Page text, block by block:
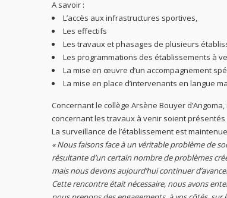
A savoir :
L’accès aux infrastructures sportives,
Les effectifs
Les travaux et phasages de plusieurs
Les programmations des établissements à
La mise en œuvre d’un accompagnement
La mise en place d’intervenants en langue
Concernant le collège Arsène Bouyer
concernant les travaux à venir soient
La surveillance de l’établissement est
« Nous faisons face à un véritable problème de
résultante d’un certain nombre de problèmes
mais nous devons aujourd’hui continuer
Cette rencontre était nécessaire, nous avons